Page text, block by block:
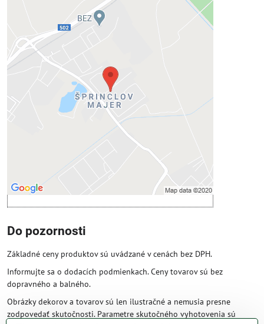
Externý obsah je blokovaný
Prajete si načítať externý obsah?
Povoliť tentokrát
Povoliť a zapamätať - súhlas s druhom
cookie: Funkčné
Otvoriť obsah v novom okne
Do pozornosti
Základné ceny produktov sú uvádzané v cenách bez DPH.
Informujte sa o dodacích podmienkach. Ceny tovarov sú bez
dopravného a balného.
Obrázky dekorov a tovarov sú len ilustračné a nemusia presne
zodpovedať skutočnosti. Parametre skutočného vyhotovenia sú